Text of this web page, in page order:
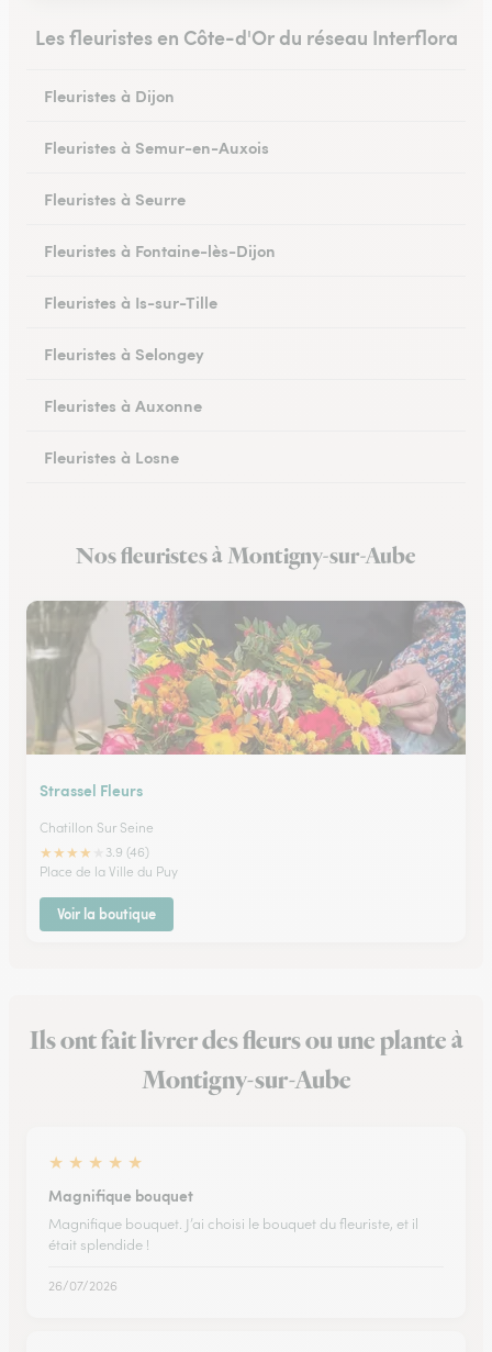
Les fleuristes en Côte-d'Or du réseau Interflora
Fleuristes à Dijon
Fleuristes à Semur-en-Auxois
Fleuristes à Seurre
Fleuristes à Fontaine-lès-Dijon
Fleuristes à Is-sur-Tille
Fleuristes à Selongey
Fleuristes à Auxonne
Fleuristes à Losne
Fleuristes à Meursault
Nos fleuristes à Montigny-sur-Aube
Strassel Fleurs
Chatillon Sur Seine
★★★★
3.9 (46)
Place de la Ville du Puy
Voir la boutique
Ils ont fait livrer des fleurs ou une plante à
Montigny-sur-Aube
★ ★ ★ ★ ★
Magnifique bouquet
Magnifique bouquet. J’ai choisi le bouquet du fleuriste, et il
était splendide !
26/07/2026